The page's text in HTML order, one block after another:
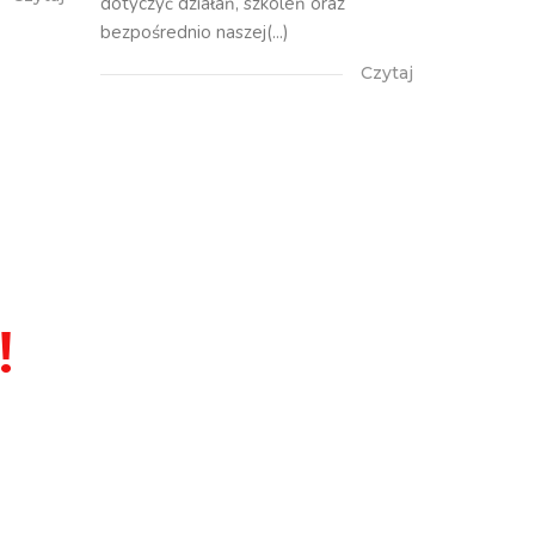
bezpośrednio naszej(...)
Czytaj